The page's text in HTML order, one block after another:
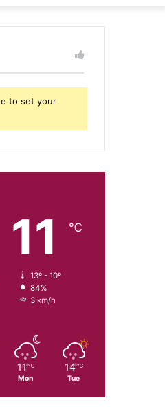
to set your
11 ℃
13º - 10º
84%
3 km/h
11 ℃
Mon
14 ℃
Tue